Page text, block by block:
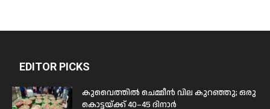
EDITOR PICKS
കുവൈത്തിൽ ചെമ്മീൻ വില കുറഞ്ഞു; ഒരു
കൊട്ടയ്ക്ക് 40–45 ദിനാർ